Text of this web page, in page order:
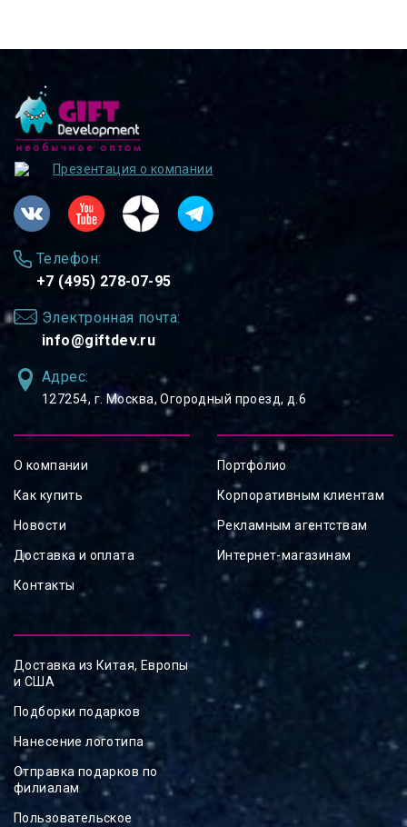
Презентация о компании
Телефон:
+7 (495) 278-07-95
Электронная почта:
info@giftdev.ru
Адрес:
127254, ⁠г. Москва, Огородный проезд, д.6
О компании
Как купить
Новости
Доставка и оплата
Контакты
Портфолио
Корпоративным клиентам
Рекламным агентствам
Интернет-магазинам
Доставка из Китая, Европы
и США
Подборки подарков
Нанесение логотипа
Отправка подарков по
филиалам
Пользовательское